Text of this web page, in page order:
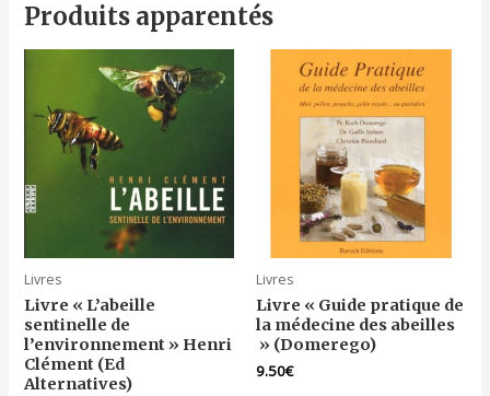
Produits apparentés
Livres
Livre « L’abeille
sentinelle de
l’environnement » Henri
Clément (Ed
Alternatives)
Livres
Livre « Guide pratique de
la médecine des abeilles
» (Domerego)
9.50€